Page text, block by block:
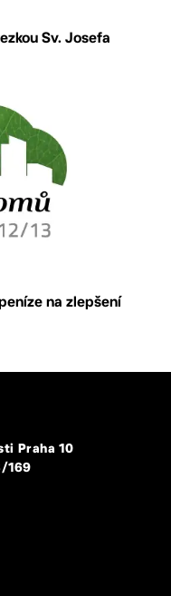
Sv. Josefa
na zlepšení
Praha 10
169